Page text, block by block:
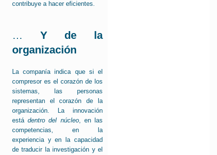
contribuye a hacer eficientes.
…
Y de la
organización
La companía indica que si el
compresor es el corazón de los
sistemas, las personas
representan el corazón de la
organización. La innovación
estádentro del núcleo, en las
competencias, en la
experiencia y en la capacidad
de traducir la investigación y el